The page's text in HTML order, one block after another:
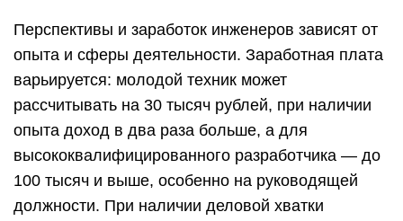
Перспективы и заработок инженеров зависят от
опыта и сферы деятельности. Заработная плата
варьируется: молодой техник может
рассчитывать на 30 тысяч рублей, при наличии
опыта доход в два раза больше, а для
высококвалифицированного разработчика — до
100 тысяч и выше, особенно на руководящей
должности. При наличии деловой хватки